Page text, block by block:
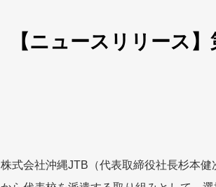
【ニュースリリース
株式会社沖縄JTB（代表取締役社長杉本